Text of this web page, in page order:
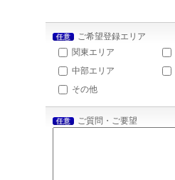
任意
ご希望登録エリア
関東エリア
中部エリア
その他
任意 ご質問・ご要望